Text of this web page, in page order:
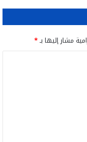
مشار إليها بـ*